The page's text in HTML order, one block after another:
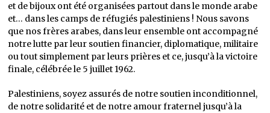
et de bijoux ont été organisées partout dans le monde arabe
et… dans les camps de réfugiés palestiniens ! Nous savons
que nos frères arabes, dans leur ensemble ont accompagné
notre lutte par leur soutien financier, diplomatique, militaire
ou tout simplement par leurs prières et ce, jusqu’à la victoire
finale, célébrée le 5 juillet 1962.
Palestiniens, soyez assurés de notre soutien inconditionnel,
de notre solidarité et de notre amour fraternel jusqu’à la